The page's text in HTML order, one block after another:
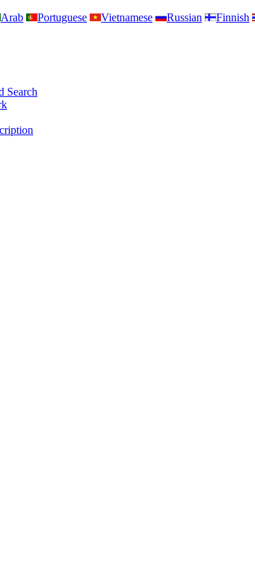
Arab Portuguese Vietnamese Russian Finnish
Search